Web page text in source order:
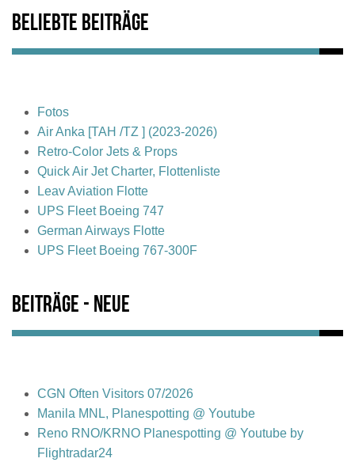
Beliebte Beiträge
Fotos
Air Anka [TAH /TZ ] (2023-2026)
Retro-Color Jets & Props
Quick Air Jet Charter, Flottenliste
Leav Aviation Flotte
UPS Fleet Boeing 747
German Airways Flotte
UPS Fleet Boeing 767-300F
Beiträge - Neue
CGN Often Visitors 07/2026
Manila MNL, Planespotting @ Youtube
Reno RNO/KRNO Planespotting @ Youtube by
Flightradar24